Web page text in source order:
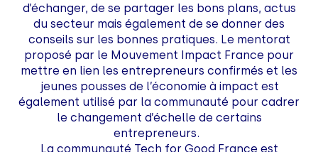
d’échanger, de se partager les bons plans, actus
du secteur mais également de se donner des
conseils sur les bonnes pratiques. Le mentorat
proposé par le Mouvement Impact France pour
mettre en lien les entrepreneurs confirmés et les
jeunes pousses de l’économie à impact est
également utilisé par la communauté pour cadrer
le changement d’échelle de certains
entrepreneurs.
La communauté Tech for Good France est